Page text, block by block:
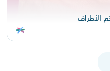
الأطراف